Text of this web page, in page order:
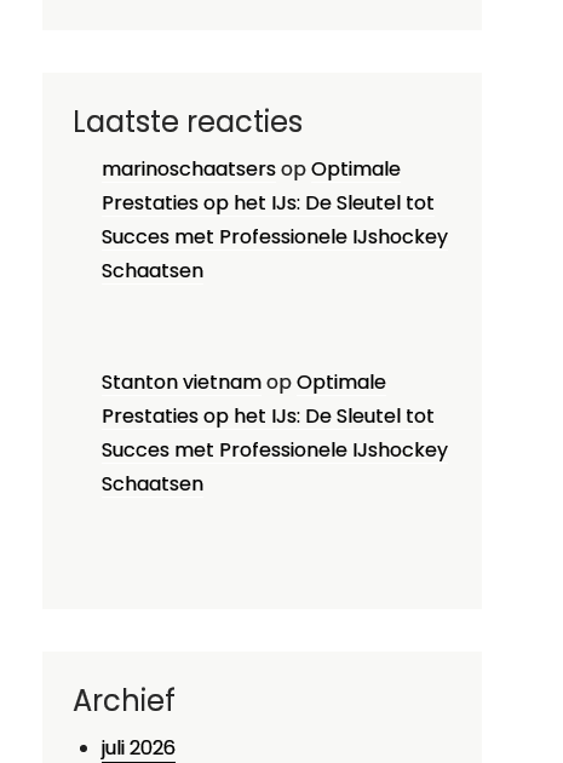
Laatste reacties
marinoschaatsersopOptimale
Prestaties op het IJs: De Sleutel tot
Succes met Professionele IJshockey
Schaatsen
Stanton vietnamopOptimale
Prestaties op het IJs: De Sleutel tot
Succes met Professionele IJshockey
Schaatsen
Archief
juli 2026